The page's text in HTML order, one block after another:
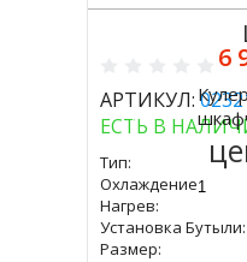
АРТИКУЛ:
ЕСТЬ В
Тип:
Охлаждение:
Нагрев:
Установка Бутыли:
Размер:
6
Купить